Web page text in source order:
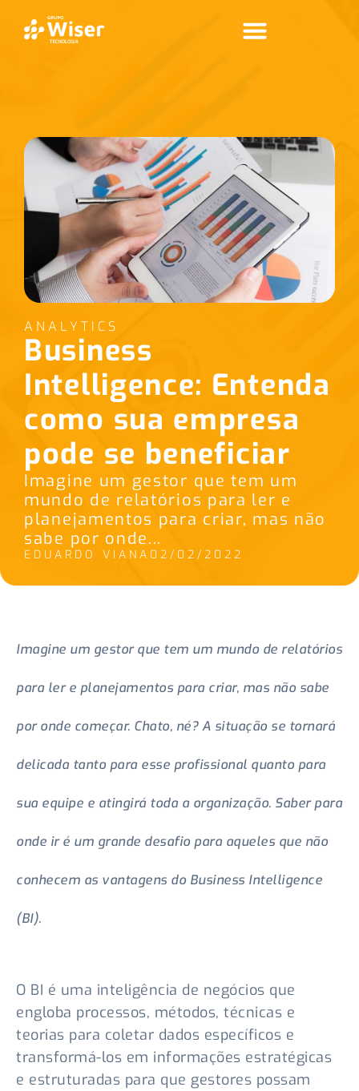
ANALYTICS
Business
Intelligence: Entenda
como sua empresa
pode se beneficiar
Imagine um gestor que tem um
mundo de relatórios para ler e
planejamentos para criar, mas não
sabe por onde...
EDUARDO VIANA 02/02/2022
Imagine um gestor que tem um mundo de relatórios
para ler e planejamentos para criar, mas não sabe
por onde começar. Chato, né? A situação se tornará
delicada tanto para esse profissional quanto para
sua equipe e atingirá toda a organização. Saber para
onde ir é um grande desafio para aqueles que não
conhecem as vantagens do Business Intelligence
(BI).
O BI é uma inteligência de negócios que
engloba processos, métodos, técnicas e
teorias para coletar dados específicos e
transformá-los em informações estratégicas
e estruturadas para que gestores possam